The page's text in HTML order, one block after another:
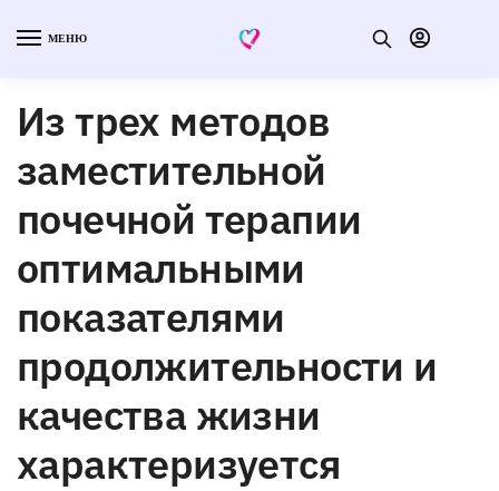
МЕНЮ
Из трех методов
заместительной
почечной терапии
оптимальными
показателями
продолжительности и
качества жизни
характеризуется